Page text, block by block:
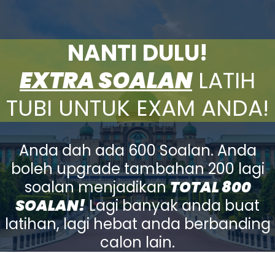
NANTI DULU!
EXTRA SOALANLATIH
TUBI UNTUK EXAM ANDA!
Anda dah ada 600 Soalan. Anda
boleh upgrade tambahan 200 lagi
soalan menjadikanTOTAL 800
SOALAN!Lagi banyak anda buat
latihan, lagi hebat anda berbanding
calon lain.